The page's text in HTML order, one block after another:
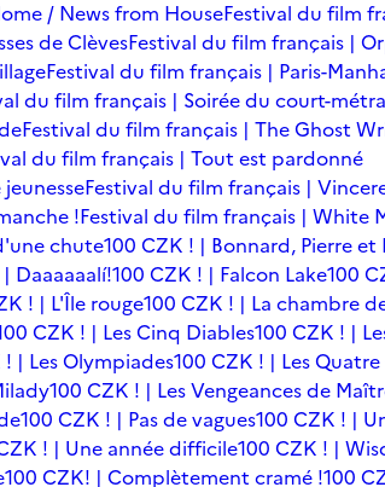
/ News from HouseFestival du film
de ClèvesFestival du film français |
Festival du film français | Paris-
du film français | Soirée du court-
Festival du film français | The Ghost
du film français | Tout est pardonné
Festival du film français |
!Festival du film français | White
chute100 CZK ! | Bonnard, Pierre et
Daaaaaalí!100 CZK ! | Falcon Lake100
! | L'Île rouge100 CZK ! | La chambre
CZK ! | Les Cinq Diables100 CZK ! |
! | Les Olympiades100 CZK ! | Les
100 CZK ! | Les Vengeances de
100 CZK ! | Pas de vagues100 CZK ! |
! | Une année difficile100 CZK ! |
100 CZK! | Complètement cramé !100